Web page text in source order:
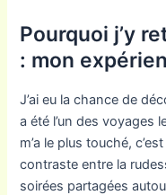
Pourquoi j’y
: mon
J’ai eu la chance de
a été l’un des voyages
m’a le plus touché,
contraste entre la
soirées partagées